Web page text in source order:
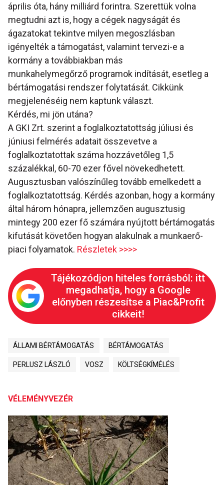
április óta, hány milliárd forintra. Szerettük volna
megtudni azt is, hogy a cégek nagyságát és
ágazatokat tekintve milyen megoszlásban
igényelték a támogatást, valamint tervezi-e a
kormány a továbbiakban más
munkahelymegőrző programok indítását, esetleg a
bértámogatási rendszer folytatását. Cikkünk
megjelenéséig nem kaptunk választ.
Kérdés, mi jön utána?
A GKI Zrt. szerint a foglalkoztatottság júliusi és
júniusi felmérés adatait összevetve a
foglalkoztatottak száma hozzávetőleg 1,5
százalékkal, 60-70 ezer fővel növekedhetett.
Augusztusban valószínűleg tovább emelkedett a
foglalkoztatottság. Kérdés azonban, hogy a kormány
által három hónapra, jellemzően augusztusig
mintegy 200 ezer fő számára nyújtott bértámogatás
kifutását követően hogyan alakulnak a munkaerő-
piaci folyamatok. Részletek >>>>
Tájékozódjon hiteles forrásból: itt
megadhatja, hogy a Google
előnyben részesítse a Piac&Profit
cikkeit!
ÁLLAMI BÉRTÁMOGATÁS BÉRTÁMOGATÁS
PERLUSZ LÁSZLÓ VOSZ KÖLTSÉGKÍMÉLÉS
VÉLEMÉNYVEZÉR